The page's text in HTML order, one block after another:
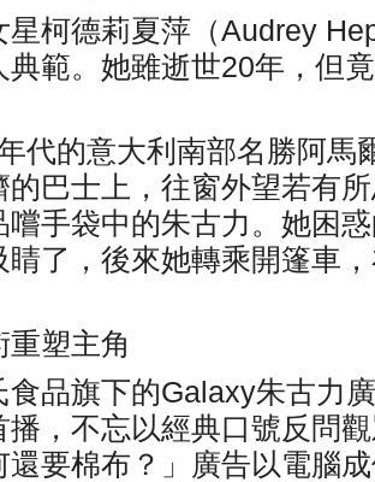
星柯德莉夏萍（Audrey
典範。她雖逝世20年，但
代的意大利南部名勝阿馬
的巴士上，往窗外望若有
嚐手袋中的朱古力。她困
睛了，後來她轉乘開篷車
重塑主角
食品旗下的Galaxy朱古力
播，不忘以經典口號反問
還要棉布？」廣告以電腦